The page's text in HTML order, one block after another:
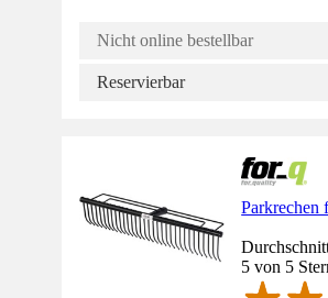
Nicht online bestellbar
Reservierbar
Parkrechen
5 von 5